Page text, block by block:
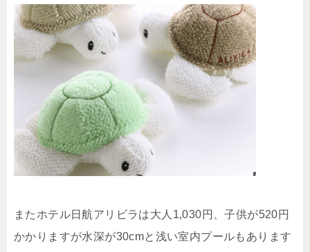
またホテル日航アリビラは大人1,030円、子供が520円
かかりますが水深が30cmと浅い室内プールもあります